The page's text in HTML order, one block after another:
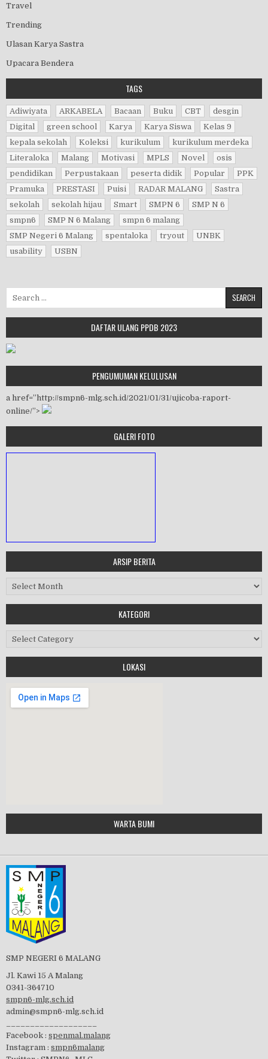
Travel
Trending
Ulasan Karya Sastra
Upacara Bendera
TAGS
Adiwiyata ARKABELA Bacaan Buku CBT
desgin
Digital
green school Karya Karya Siswa
Kelas 9
kepala sekolah
Koleksi kurikulum
kurikulum merdeka
Literaloka
Malang Motivasi MPLS Novel
osis
pendidikan
Perpustakaan peserta didik Popular
PPK
Pramuka
PRESTASI Puisi RADAR MALANG
Sastra
sekolah
sekolah hijau Smart SMPN 6
SMP N 6
smpn6
SMP N 6 Malang
smpn 6 malang
SMP Negeri 6 Malang
spentaloka tryout
UNBK
usability
USBN
DAFTAR ULANG PPDB 2023
PENGUMUMAN KELULUSAN
a href=”http://smpn6-mlg.sch.id/2021/01/31/ujicoba-raport-
online/”>
GALERI FOTO
Workshop Perangkat 2019
HALAL BIHALAL
Tes Matrikulasi 2019
visitasi PPK 2019
ARSIP BERITA
Arsip Berita
KATEGORI
Kategori
LOKASI
Google Maps Generator by
embedgooglemap.net
WARTA BUMI
SMP NEGERI 6 MALANG
Jl. Kawi 15 A Malang
0341-364710
smpn6-mlg.sch.id
admin@smpn6-mlg.sch.id
Facebook : spenmal.malang
Instagram : smpn6malang